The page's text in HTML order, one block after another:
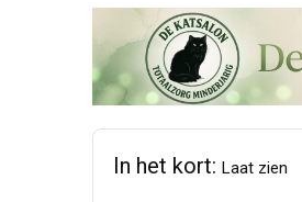
In het kort: Laat zien